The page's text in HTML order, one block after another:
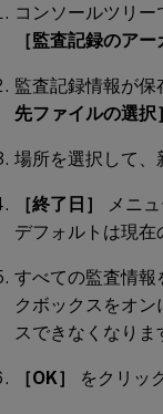
コンソールツリー
［監査記録のアー
監査記録情報が保
先ファイルの選択］
場所を選択して、
［終了日］
メニ
デフォルトは現在
すべての監査情報
クボックスをオ
スできなくなりま
［OK］ をクリッ